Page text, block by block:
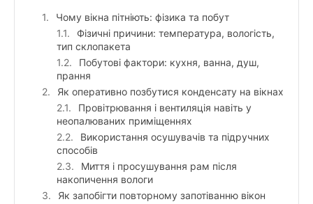
Чому вікна пітніють: фізика та побут
Фізичні причини: температура, вологість,
тип склопакета
Побутові фактори: кухня, ванна, душ,
прання
Як оперативно позбутися конденсату на вікнах
Провітрювання і вентиляція навіть у
неопалюваних приміщеннях
Використання осушувачів та підручних
способів
Миття і просушування рам після
накопичення вологи
Як запобігти повторному запотіванню вікон